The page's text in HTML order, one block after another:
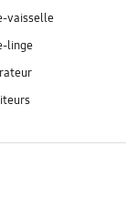
vaisselle
linge